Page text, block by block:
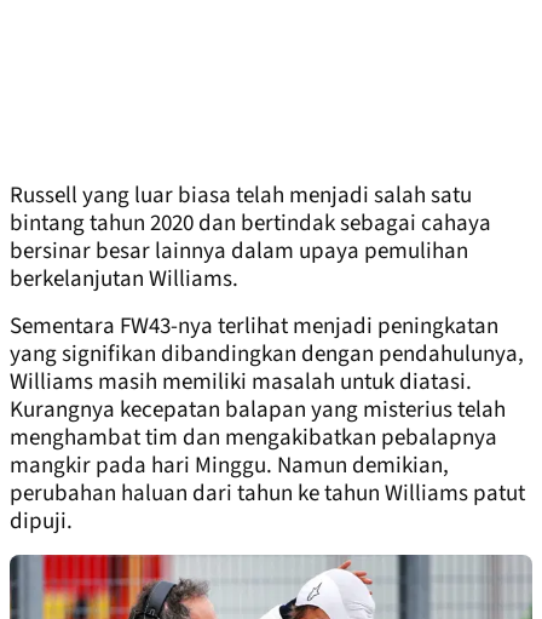
Russell yang luar biasa telah menjadi salah satu
bintang tahun 2020 dan bertindak sebagai cahaya
bersinar besar lainnya dalam upaya pemulihan
berkelanjutan Williams.
Sementara FW43-nya terlihat menjadi peningkatan
yang signifikan dibandingkan dengan pendahulunya,
Williams masih memiliki masalah untuk diatasi.
Kurangnya kecepatan balapan yang misterius telah
menghambat tim dan mengakibatkan pebalapnya
mangkir pada hari Minggu. Namun demikian,
perubahan haluan dari tahun ke tahun Williams patut
dipuji.